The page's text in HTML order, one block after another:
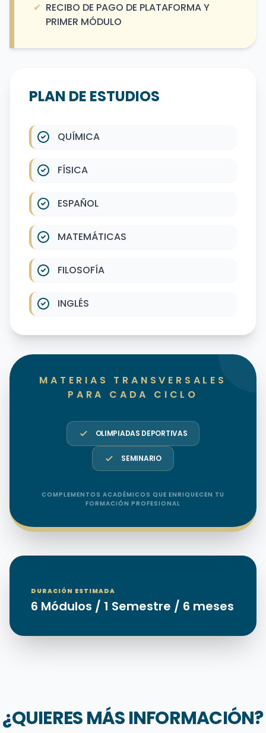
✔ RECIBO DE PAGO DE PLATAFORMA Y
PRIMER MÓDULO
PLAN DE ESTUDIOS
QUÍMICA
FÍSICA
ESPAÑOL
MATEMÁTICAS
FILOSOFÍA
INGLÉS
MATERIAS TRANSVERSALES
PARA CADA CICLO
OLIMPIADAS DEPORTIVAS
SEMINARIO
COMPLEMENTOS ACADÉMICOS QUE ENRIQUECEN TU
FORMACIÓN PROFESIONAL
DURACIÓN ESTIMADA
6 Módulos / 1 Semestre / 6 meses
¿QUIERES MÁS INFORMACIÓN?